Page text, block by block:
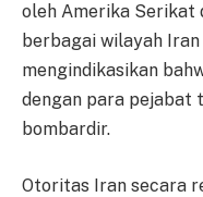
oleh Amerika Serikat
berbagai wilayah
mengindikasikan
dengan para pejabat
bombardir.
Otoritas Iran secara